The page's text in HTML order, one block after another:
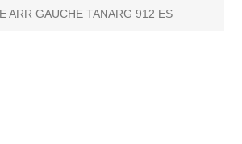
ARR GAUCHE TANARG 912 ES